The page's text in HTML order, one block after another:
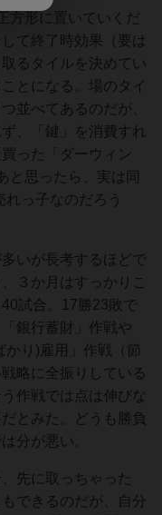
方形に置いていくだ
て終了時効果（要は
るタイルを決めてい
とになる。場のタイ
並べてあるのだが、
、「鍵」を消費すれ
った「ダーウィン
と思ったら、実は同
れっ子なのだろう
いが長考するほどで
３か月はすっかりこ
試合。17勝23敗で
銀行蓄財」作戦や
かり)雇用」作戦（節
略に全振りしている
作戦では点は伸びな
とみた。どうも勝負
分が悪い。
先に取っちゃった
できるのだが、自分